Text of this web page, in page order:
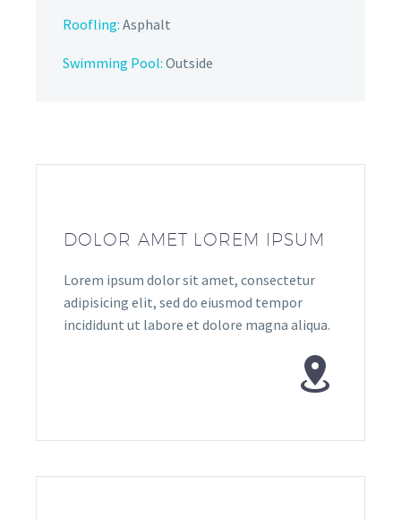
Roofling: Asphalt
Swimming Pool: Outside
DOLOR AMET LOREM IPSUM
Lorem ipsum dolor sit amet, consectetur
adipisicing elit, sed do eiusmod tempor
incididunt ut labore et dolore magna aliqua.

